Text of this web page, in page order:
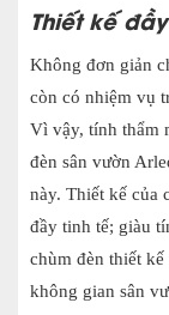
Thiết kế
Không đơn giản
còn có nhiệm vụ
Vì vậy, tính thẩm
đèn sân vườn
này. Thiết kế của
đầy tinh tế; giàu
chùm đèn thiết
không gian sân